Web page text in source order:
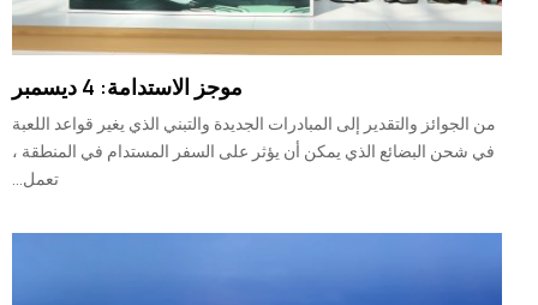
موجز الاستدامة: 4 ديسمبر
من الجوائز والتقدير إلى المبادرات الجديدة والتبني الذي يغير قواعد اللعبة
في شحن البضائع الذي يمكن أن يؤثر على السفر المستدام في المنطقة ،
تعمل...